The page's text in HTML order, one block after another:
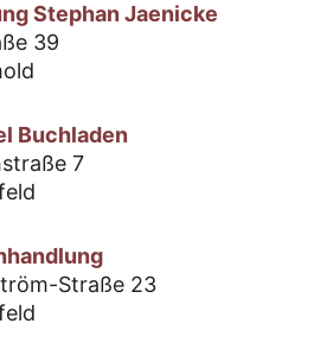
Stephan Jaenicke
39
Buchladen
7
Straße 23